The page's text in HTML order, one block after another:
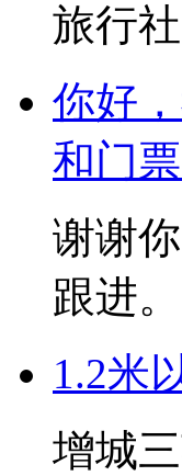
旅行
你好
和门
谢谢
跟进。
1.2米
增城